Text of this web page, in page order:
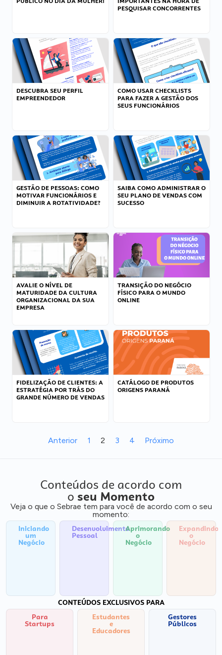
PESQUISAR CONCORRENTES
DESCUBRA SEU PERFIL
EMPREENDEDOR
COMO USAR CHECKLISTS
PARA FAZER A GESTÃO DOS
SEUS FUNCIONÁRIOS
GESTÃO DE PESSOAS: COMO
MOTIVAR FUNCIONÁRIOS E
DIMINUIR A ROTATIVIDADE?
SAIBA COMO ADMINISTRAR O
SEU PLANO DE VENDAS COM
SUCESSO
AVALIE O NÍVEL DE
MATURIDADE DA CULTURA
ORGANIZACIONAL DA SUA
EMPRESA
TRANSIÇÃO DO NEGÓCIO
FÍSICO PARA O MUNDO
ONLINE
FIDELIZAÇÃO DE CLIENTES: A
ESTRATÉGIA POR TRÁS DO
GRANDE NÚMERO DE VENDAS
CATÁLOGO DE PRODUTOS
ORIGENS PARANÁ
Anterior 1 2 3 4 Próximo
Conteúdos de acordo com
o seu Momento
Veja o que o Sebrae tem para você de acordo com o seu
momento:
Iniciando
um
Negócio
Desenvolvimento
Pessoal
Aprimorando
o
Negócio
Expandindo
o
Negócio
CONTEÚDOS EXCLUSIVOS PARA
Para
Startups
Estudantes
e
Educadores
Gestores
Públicos